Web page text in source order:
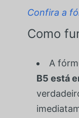
Confira a
Como
A
B5 está